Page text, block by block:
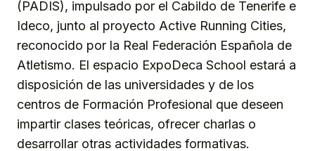
(PADIS), impulsado por el Cabildo de Tenerife e
Ideco, junto al proyecto Active Running Cities,
reconocido por la Real Federación Española de
Atletismo. El espacio ExpoDeca School estará a
disposición de las universidades y de los
centros de Formación Profesional que deseen
impartir clases teóricas, ofrecer charlas o
desarrollar otras actividades formativas.